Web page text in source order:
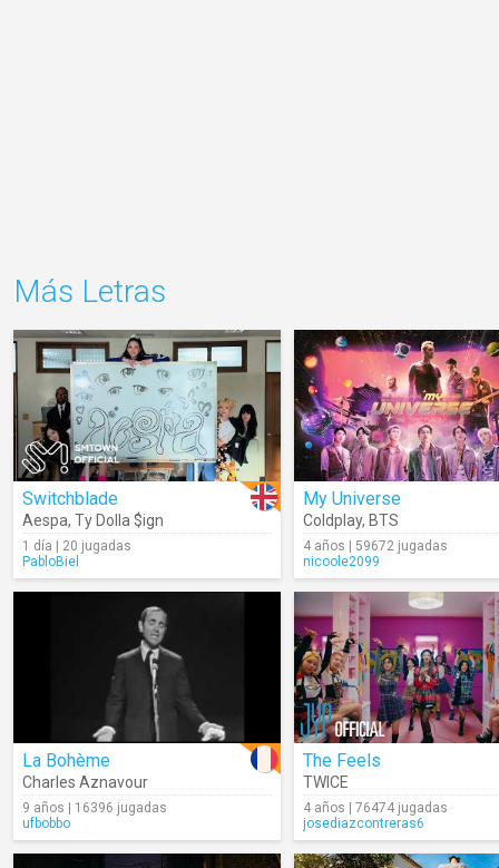
Más Letras
Switchblade
Aespa, Ty Dolla $ign
1 día | 20 jugadas
PabloBiel
My Universe
Coldplay, BTS
4 años | 59672 jugadas
nicoole2099
La Bohème
Charles Aznavour
9 años | 16396 jugadas
ufbobbo
The Feels
TWICE
4 años | 76474 jugadas
josediazcontreras6